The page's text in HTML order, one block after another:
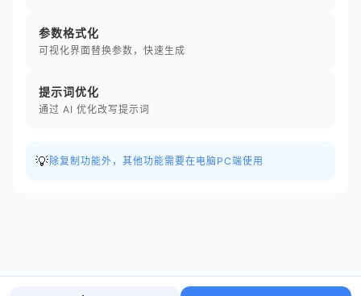
参数格式化
可视化界面替换参数，快速生成
提示词优化
通过 AI 优化改写提示词
💡 除复制功能外，其他功能需要在电脑PC端使用